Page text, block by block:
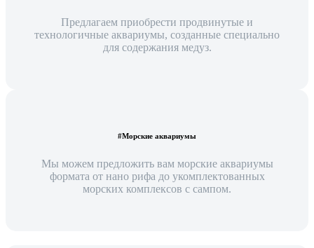
Предлагаем приобрести продвинутые и
технологичные аквариумы, созданные специально
для содержания медуз.
#Морские аквариумы
Мы можем предложить вам морские аквариумы
формата от нано рифа до укомплектованных
морских комплексов с сампом.